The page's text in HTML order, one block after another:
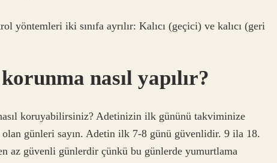
yöntemleri iki sınıfa ayrılır: Kalıcı (geçici) ve kalıcı (geri
nasıl yapılır?
koruyabilirsiniz? Adetinizin ilk gününü takviminize
günleri sayın. Adetin ilk 7-8 günü güvenlidir. 9 ila 18.
az güvenli günlerdir çünkü bu günlerde yumurtlama